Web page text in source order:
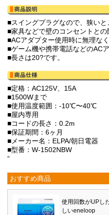
■スイングプラグなので、狭い
■家具などで壁のコンセントと
■ACアダプター使用時に無理な
■ゲーム機や携帯電話などのAC
■長さは20?です。
■定格：AC125V、15A
■1500Wまで
■使用温度範囲：-10℃〜40℃
■屋内専用
■コードの長さ：0.2m
■保証期間：6ヶ月
■メーカー名：ELPA/朝日電器
■型番：W-1502NBW
“
おすすめ商品
使用回数がUPし
しいeneloop